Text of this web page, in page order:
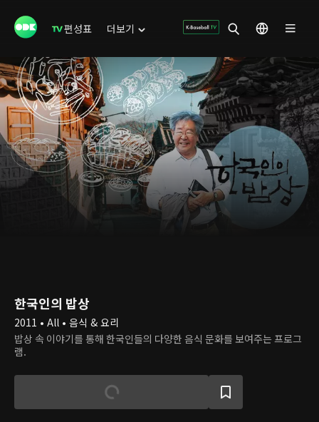
편성표 더보기
한국인의 밥상
2011 • All • 음식 & 요리
밥상 속 이야기를 통해 한국인들의 다양한 음식 문화를 보여주는 프로그
램.